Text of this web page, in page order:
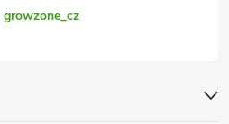
growzone_cz